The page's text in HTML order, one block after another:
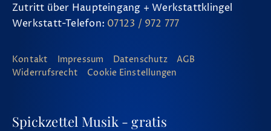
Zutritt über Haupteingang + Werkstattklingel
Werkstatt-Telefon: 07123 / 972 777
Kontakt Impressum Datenschutz
AGB
Widerrufsrecht
Cookie Einstellungen
Spickzettel Musik - gratis